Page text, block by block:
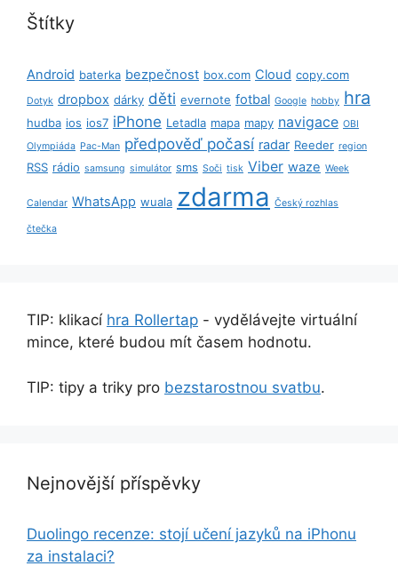
Štítky
Android baterka bezpečnost box.com Cloud copy.com
Dotyk dropbox dárky děti evernote fotbal Google hobby hra
hudba ios ios7 iPhone Letadla mapa mapy navigace OBI
Olympiáda Pac-Man předpověď počasí radar Reeder region
RSS rádio samsung simulátor sms Soči tisk Viber waze Week
Calendar WhatsApp wuala zdarma Český rozhlas
čtečka
TIP: klikací hra Rollertap - vydělávejte virtuální
mince, které budou mít časem hodnotu.
TIP: tipy a triky pro bezstarostnou svatbu.
Nejnovější příspěvky
Duolingo recenze: stojí učení jazyků na iPhonu
za instalaci?